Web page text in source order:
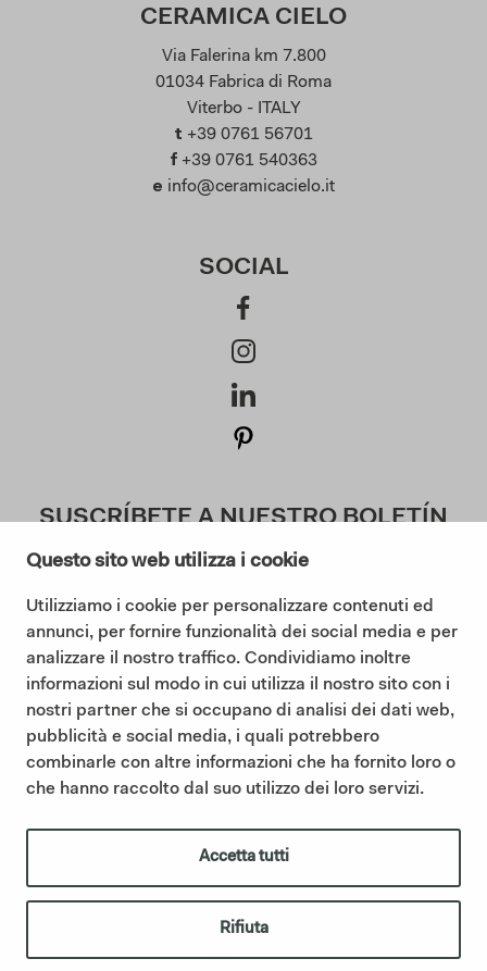
Questo sito web utilizza i cookie
Utilizziamo i cookie per personalizzare contenuti ed
annunci, per fornire funzionalità dei social media e per
analizzare il nostro traffico. Condividiamo inoltre
informazioni sul modo in cui utilizza il nostro sito con i
nostri partner che si occupano di analisi dei dati web,
pubblicità e social media, i quali potrebbero
combinarle con altre informazioni che ha fornito loro o
che hanno raccolto dal suo utilizzo dei loro servizi.
Accetta tutti
Rifiuta
CERAMICA CIELO
Via Falerina km 7.800
01034 Fabrica di Roma
Viterbo - ITALY
t +39 0761 56701
f +39 0761 540363
e info@ceramicacielo.it
SOCIAL
SUSCRÍBETE A NUESTRO BOLETÍN
Doy mi consentimiento a la Política de Privacidad (
Lea nuestra Política de Privacidad)
©2025 Ceramica Cielo |Cookie policy|Privacy policy|
IT01622510566 | Ceramica Cielo forma parte del Grupo Mittel a
italianbathroomdesign.com
créditos|IBD